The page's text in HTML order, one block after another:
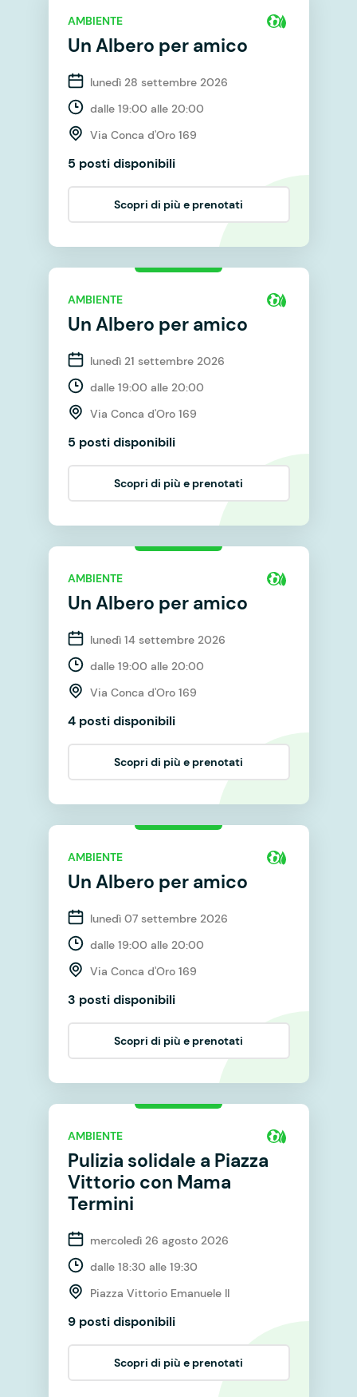
AMBIENTE
Un Albero per amico
lunedì 28 settembre 2026
dalle 19:00 alle 20:00
Via Conca d'Oro 169
5 posti disponibili
Scopri di più e prenotati
AMBIENTE
Un Albero per amico
lunedì 21 settembre 2026
dalle 19:00 alle 20:00
Via Conca d'Oro 169
5 posti disponibili
Scopri di più e prenotati
AMBIENTE
Un Albero per amico
lunedì 14 settembre 2026
dalle 19:00 alle 20:00
Via Conca d'Oro 169
4 posti disponibili
Scopri di più e prenotati
AMBIENTE
Un Albero per amico
lunedì 07 settembre 2026
dalle 19:00 alle 20:00
Via Conca d'Oro 169
3 posti disponibili
Scopri di più e prenotati
AMBIENTE
Pulizia solidale a Piazza
Vittorio con Mama
Termini
mercoledì 26 agosto 2026
dalle 18:30 alle 19:30
Piazza Vittorio Emanuele II
9 posti disponibili
Scopri di più e prenotati